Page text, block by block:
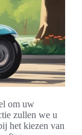
om uw
zullen we u
het kiezen van